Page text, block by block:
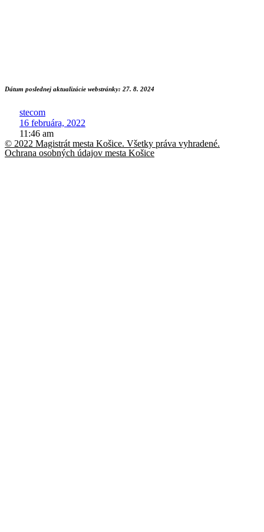
Dátum poslednej aktualizácie webstránky: 27. 8. 2024
stecom
16 februára, 2022
11:46 am
© 2022 Magistrát mesta Košice. Všetky práva vyhradené.
Ochrana osobných údajov mesta Košice